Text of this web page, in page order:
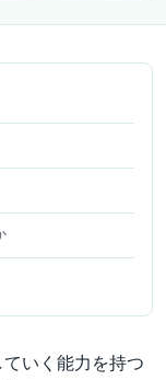
いく能力を持つ